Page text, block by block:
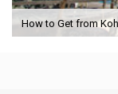
How to Get from